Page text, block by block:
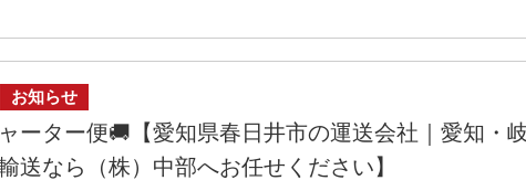
お知らせ
ーター便🚚【愛知県春日井市の運送会社｜愛知・
送なら（株）中部へお任せください】